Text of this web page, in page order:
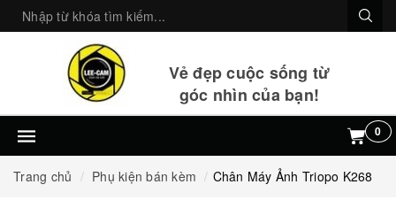
Vẻ đẹp cuộc sống từ
góc nhìn của bạn!
0
Trang chủ Phụ kiện bán kèm Chân Máy Ảnh Triopo K268